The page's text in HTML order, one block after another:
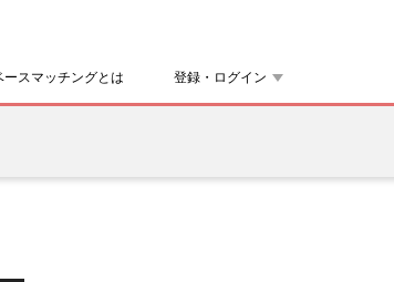
ースマッチングとは 登録・ログイン